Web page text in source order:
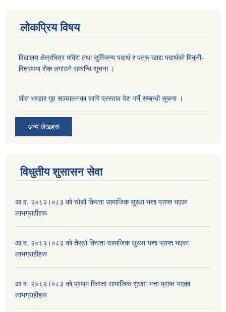
लोकप्रिय विषय
विद्यालय क्षेत्रभित्र मदिरा तथा सुर्तिजन्य पदार्थ र पत्रु खाद्य पदार्थको बिक्री-
वितरणमा रोक लगाउने सम्बन्धि सूचना ।
शीत भण्डार गृह सञ्चालनका लागि प्रस्ताव पेश गर्ने सम्बन्धी सूचना ।
अन्य लेखहरू
विधुतीय शुसासन सेवा
आ.व. २०८२।०८३ काे चोथाै‌ किस्ता सामाजिक सुरक्षा भत्ता प्राप्त भएका
लाभग्राहीहरू
आ.व. २०८२।०८३ काे तेस्राे किस्ता सामाजिक सुरक्षा भत्ता प्राप्त भएका
लाभग्राहीहरू
आ.व. २०८२।०८३ काे प्रथम किस्ता सामाजिक सुरक्षा भत्ता प्राप्त भएका
लाभग्राहीहरू